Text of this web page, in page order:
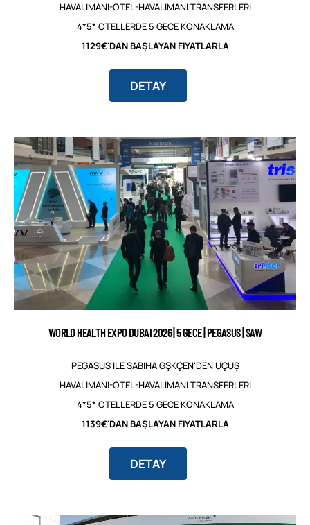
HAVALIMANI-OTEL-HAVALIMANI TRANSFERLERI
4*5* OTELLERDE 5 GECE KONAKLAMA
1129€'DAN BAŞLAYAN FIYATLARLA
DETAY
WORLD HEALTH EXPO DUBAI 2026 | 5 GECE | PEGASUS | SAW
PEGASUS ILE SABIHA GŞKÇEN'DEN UÇUŞ
HAVALIMANI-OTEL-HAVALIMANI TRANSFERLERI
4*5* OTELLERDE 5 GECE KONAKLAMA
1139€'DAN BAŞLAYAN FIYATLARLA
DETAY